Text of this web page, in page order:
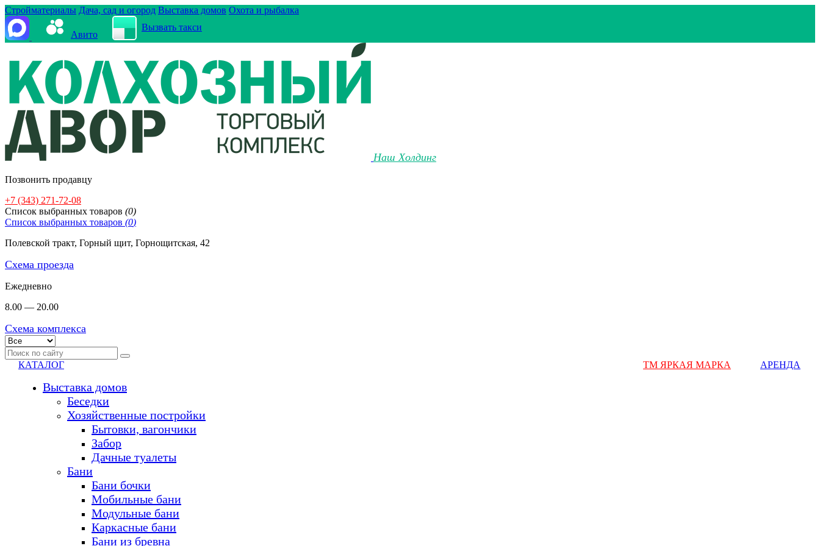
Стройматериалы Дача, сад и огород Выставка домов Охота и рыбалка
Авито
Вызвать такси
Наш Холдинг
Позвонить продавцу
+7 (343) 271-72-08
Cписок выбранных товаров (0)
Cписок выбранных товаров (0)
Полевской тракт, Горный щит, Горнощитская, 42
Схема проезда
Ежедневно
8.00 — 20.00
Схема комплекса
КАТАЛОГ
Выставка домов
Беседки
Хозяйственные постройки
Бытовки, вагончики
Забор
Дачные туалеты
Бани
Бани бочки
Мобильные бани
Модульные бани
Каркасные бани
Бани из бревна
ТМ ЯРКАЯ МАРКА АРЕНДА